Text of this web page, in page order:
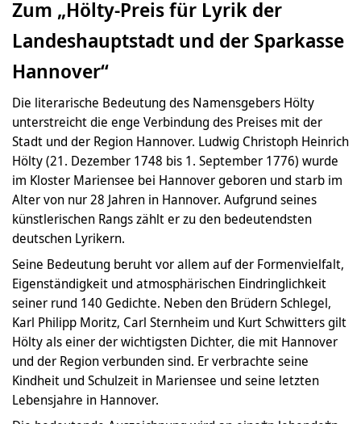
Zum „Hölty-Preis für Lyrik der
Landeshauptstadt und der Sparkasse
Hannover“
Die literarische Bedeutung des Namensgebers Hölty
unterstreicht die enge Verbindung des Preises mit der
Stadt und der Region Hannover. Ludwig Christoph Heinrich
Hölty (21. Dezember 1748 bis 1. September 1776) wurde
im Kloster Mariensee bei Hannover geboren und starb im
Alter von nur 28 Jahren in Hannover. Aufgrund seines
künstlerischen Rangs zählt er zu den bedeutendsten
deutschen Lyrikern.
Seine Bedeutung beruht vor allem auf der Formenvielfalt,
Eigenständigkeit und atmosphärischen Eindringlichkeit
seiner rund 140 Gedichte. Neben den Brüdern Schlegel,
Karl Philipp Moritz, Carl Sternheim und Kurt Schwitters gilt
Hölty als einer der wichtigsten Dichter, die mit Hannover
und der Region verbunden sind. Er verbrachte seine
Kindheit und Schulzeit in Mariensee und seine letzten
Lebensjahre in Hannover.